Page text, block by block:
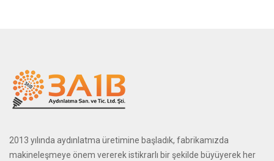
2013 yılında aydınlatma üretimine başladık, fabrikamızda
makineleşmeye önem vererek istikrarlı bir şekilde büyüyerek her